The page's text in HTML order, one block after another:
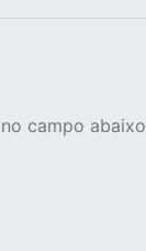
campo abaixo